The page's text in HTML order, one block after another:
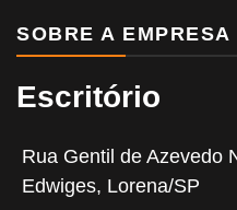
SOBRE A EMPRESA
Escritório
Rua Gentil de Azevedo
Edwiges, Lorena/SP